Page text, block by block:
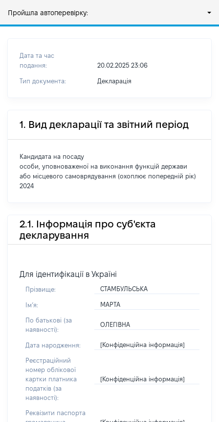
Пройшла автоперевірку:
Дата та час
подання:
20.02.2025 23:06
Тип документа: Декларація
1. Вид декларації та звітний період
Кандидата на посаду
особи, уповноваженої на виконання функцій держави
або місцевого самоврядування (охоплює попередній рік)
2024
2.1. Інформація про суб'єкта
декларування
Для ідентифікації в Україні
Прізвище: СТАМБУЛЬСЬКА
Імʼя: МАРТА
По батькові (за
наявності):
ОЛЕГІВНА
Дата народження: [Конфіденційна інформація]
Реєстраційний
номер облікової
картки платника
податків (за
наявності):
[Конфіденційна інформація]
Реквізити паспорта